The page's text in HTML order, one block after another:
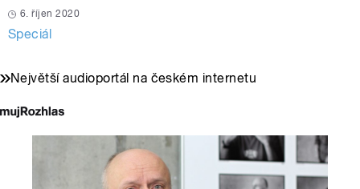
6. říjen 2020
Speciál
Největší audioportál na českém internetu